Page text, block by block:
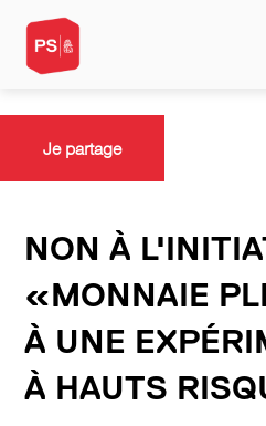
NON À
«MONNAIE
À UNE
À HAUTS
Je partage